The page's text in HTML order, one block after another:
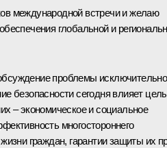
международной встречи и желаю
глобальной и
проблемы исключительно
безопасности сегодня влияет
– экономическое и социальное
многостороннего
граждан, гарантии защиты их